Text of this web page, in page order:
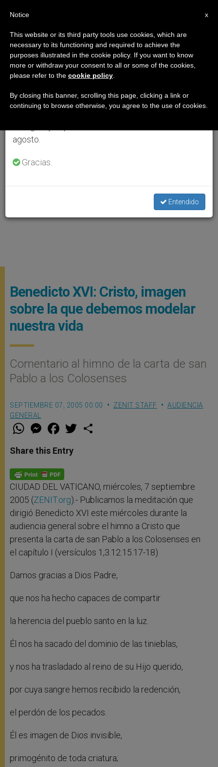
Benedicto XVI: Cristo, imagen
sobre la que debemos modelar
nuestra vida
Comentario al himno de la carta de san
Pablo a los Colosenses
SEPTIEMBRE 07, 2005 00:00 ZENIT STAFF
AUDIENCIA
GENERAL
W
t
s
p
p
M
e
s
e
g
e
r
F
a
e
b
o
k
w
Share this Entry
CIUDAD DEL VATICANO, miércoles, 7 septiembre
2005 (ZENIT.org).- Publicamos la meditación que
dirigió Benedicto XVI este miércoles durante la
audiencia general sobre el himno a Cristo que
presenta la carta de san Pablo a los Colosenses en
el capítulo I (versículos 1,3.12.15.17-18)
Damos gracias a Dios Padre,
que nos ha hecho capaces de compartir
la herencia del pueblo santo en la luz.
Él nos ha sacado del dominio de las tinieblas,
y nos ha trasladado al reino de su Hijo querido,
por cuya sangre hemos recibido la redención,
el perdón de los pecados.
Él es imagen de Dios invisible,
primogénito de toda criatura;
×
Aviso importante
Del 27 de julio al 7 de agosto haremos la pausa
anual, aprovechando que en el periodo de verano
se generan menos informaciones y también el
agosto.
Gracias.
Entendido
x
Notice
This website or its third party tools use cookies, which are
necessary to its functioning and required to achieve the
purposes illustrated in the cookie policy. If you want to know
more or withdraw your consent to all or some of the cookies,
please refer to the cookie policy
By closing this banner, scrolling this page, clicking a link or
continuing to browse otherwise, you agree to the use of cookies.